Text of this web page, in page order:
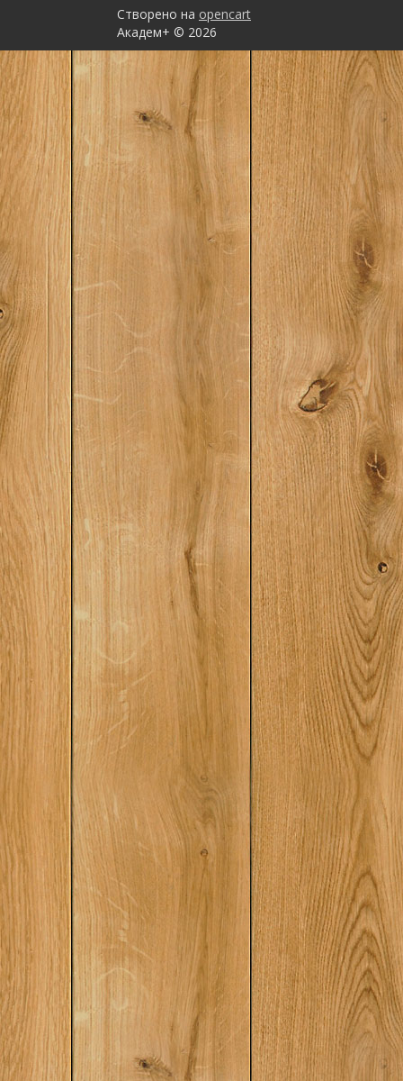
Элиот Т.С.
Юренева Т.Ю. 2
Створено на opencart
Академ+ © 2026